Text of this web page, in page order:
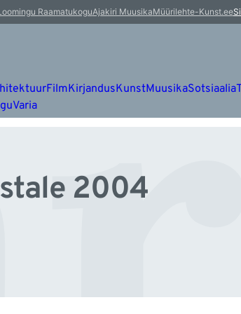
RaamatukoguAjakiri MuusikaMüürilehte-Kunst.ee
FilmKirjandusKunstMuusikaSotsiaalia
Varia
2004